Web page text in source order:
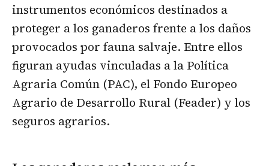
instrumentos económicos destinados a
proteger a los ganaderos frente a los daños
provocados por fauna salvaje. Entre ellos
figuran ayudas vinculadas a la Política
Agraria Común (PAC), el Fondo Europeo
Agrario de Desarrollo Rural (Feader) y los
seguros agrarios.